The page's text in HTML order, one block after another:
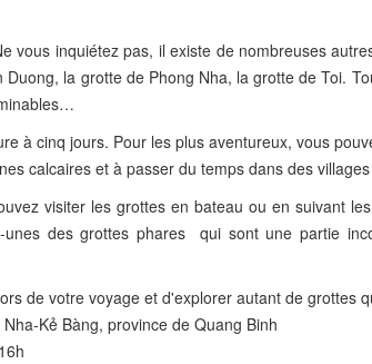
vous inquiétez pas, il existe de nombreuses
la grotte de Phong Nha, la grotte de Toi.
à cinq jours. Pour les plus aventureux, vous
calcaires et à passer du temps dans des
visiter les grottes en bateau ou en suivant
des grottes phares qui sont une partie
de votre voyage et d'explorer autant de grottes
Kẻ Bàng, province de Quang Binh